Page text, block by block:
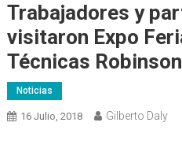
Trabajadores y
visitaron Expo
Técnicas
Noticias
16 Julio, 2018 Gilberto Daly